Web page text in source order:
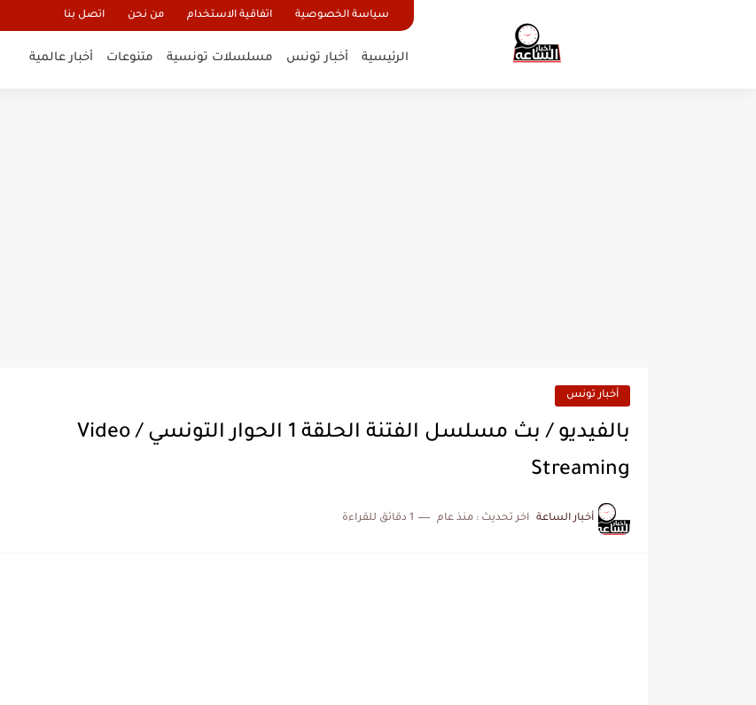
سياسة الخصوصية اتفاقية الاستخدام من نحن اتصل بنا
الرئيسية أخبار تونس مسلسلات تونسية متنوعات أخبار عالمية
أخبار تونس
بالفيديو / بث مسلسل الفتنة الحلقة 1 الحوار التونسي / Video
Streaming
أخبار الساعة اخر تحديث : منذ عام 1 دقائق للقراءة